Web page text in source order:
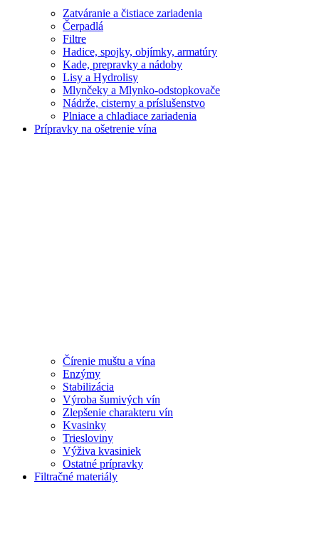
Zatváranie a čistiace zariadenia
Čerpadlá
Filtre
Hadice, spojky, objímky, armatúry
Kade, prepravky a nádoby
Lisy a Hydrolisy
Mlynčeky a Mlynko-odstopkovače
Nádrže, cisterny a príslušenstvo
Plniace a chladiace zariadenia
Prípravky na ošetrenie vína
Čírenie muštu a vína
Enzýmy
Stabilizácia
Výroba šumivých vín
Zlepšenie charakteru vín
Kvasinky
Triesloviny
Výživa kvasiniek
Ostatné prípravky
Filtračné materiály